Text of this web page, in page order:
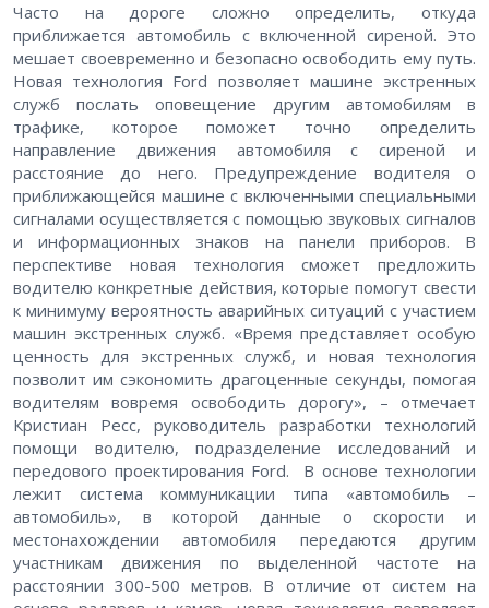
Часто на дороге сложно определить, откуда
приближается автомобиль с включенной сиреной. Это
мешает своевременно и безопасно освободить ему путь.
Новая технология Ford позволяет машине экстренных
служб послать оповещение другим автомобилям в
трафике, которое поможет точно определить
направление движения автомобиля с сиреной и
расстояние до него. Предупреждение водителя о
приближающейся машине с включенными специальными
сигналами осуществляется с помощью звуковых сигналов
и информационных знаков на панели приборов. В
перспективе новая технология сможет предложить
водителю конкретные действия, которые помогут свести
к минимуму вероятность аварийных ситуаций с участием
машин экстренных служб. «Время представляет особую
ценность для экстренных служб, и новая технология
позволит им сэкономить драгоценные секунды, помогая
водителям вовремя освободить дорогу», – отмечает
Кристиан Ресс, руководитель разработки технологий
помощи водителю, подразделение исследований и
передового проектирования Ford. В основе технологии
лежит система коммуникации типа «автомобиль –
автомобиль», в которой данные о скорости и
местонахождении автомобиля передаются другим
участникам движения по выделенной частоте на
расстоянии 300-500 метров. В отличие от систем на